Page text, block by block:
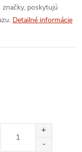
poskytujú
Detailné informácie